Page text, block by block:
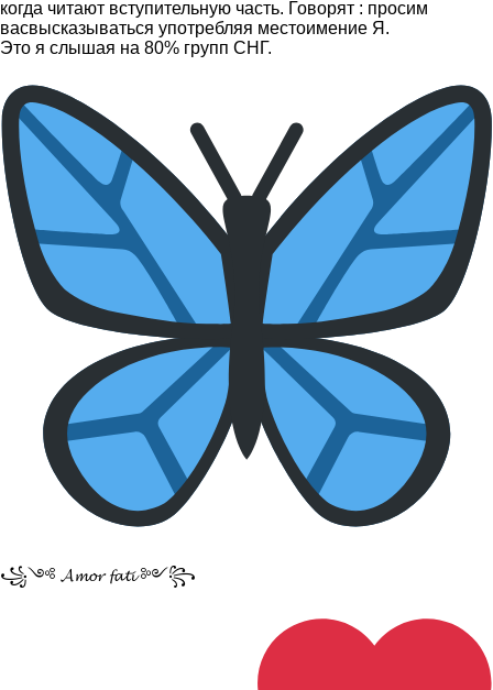
когда читают вступительную часть. Говорят : просим
васвысказываться употребляя местоимение Я.
Это я слышая на 80% групп СНГ.
꧁༺ 𝓐𝓶𝓸𝓻 𝓯𝓪𝓽𝓲 ༻꧂